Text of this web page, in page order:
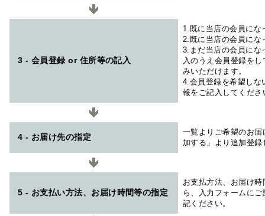
3 - 会員登録 or 住所等の記入
1.既に当店の会員にな
2.既に当店の会員にな
3.まだ当店の会員にな
入のうえ会員登録を
みいただけます。
4.会員登録を希望しな
報をご記入してくださ
4 - お届け先の指定
一覧よりご希望のお
加する」より追加登
5 - お支払い方法、お届け時間等の指定
お支払方法、お届け
ら、入力フォームに
記ください。